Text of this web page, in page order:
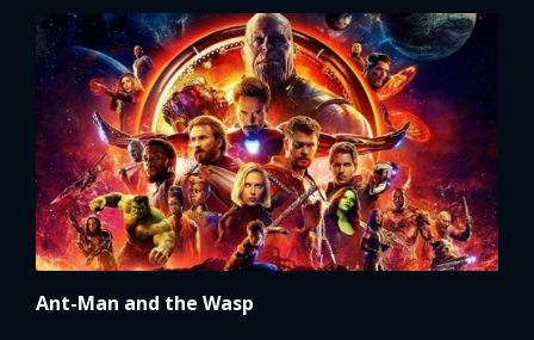
Ant-Man and the Wasp